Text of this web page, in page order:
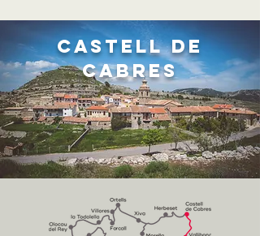
castell de
cabres